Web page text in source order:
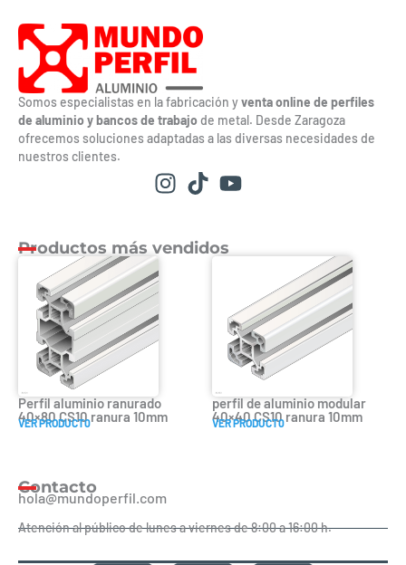
Somos especialistas en la fabricación yventa online de perfiles
de aluminio y bancos de trabajo de metal. Desde Zaragoza
ofrecemos soluciones adaptadas a las diversas necesidades de
nuestros clientes.
Productos más vendidos
Perfil aluminio ranurado
40×80 CS10 ranura 10mm
VER PRODUCT0
perfil de aluminio modular
40×40 CS10 ranura 10mm
VER PRODUCT0
Contacto
hola@mundoperfil.com
Atención al público de lunes a viernes de 8:00 a 16:00 h.